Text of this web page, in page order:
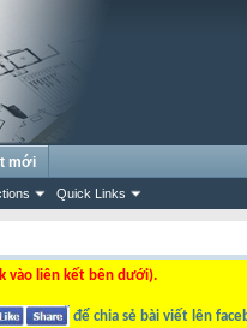
Quick Links
mới
vào liên kết bên dưới).
để chia sẻ bài viết lên